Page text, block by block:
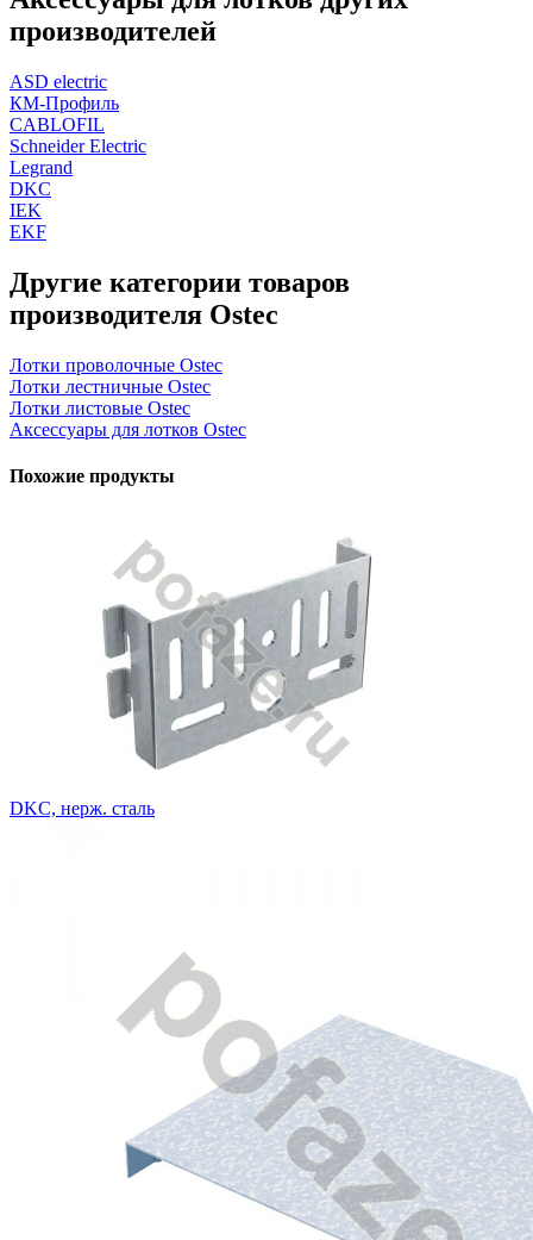
производителей
ASD electric
КМ-Профиль
CABLOFIL
Schneider Electric
Legrand
DKC
IEK
EKF
Другие категории товаров
производителя Ostec
Лотки проволочные Ostec
Лотки лестничные Ostec
Лотки листовые Ostec
Аксессуары для лотков Ostec
Похожие продукты
DKC, нерж. сталь